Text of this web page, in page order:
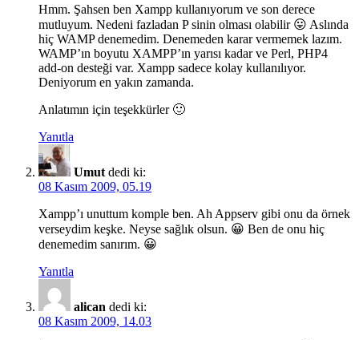
Hmm. Şahsen ben Xampp kullanıyorum ve son derece
mutluyum. Nedeni fazladan P sinin olması olabilir 😛 Aslında
hiç WAMP denemedim. Denemeden karar vermemek lazım.
WAMP’ın boyutu XAMPP’ın yarısı kadar ve Perl, PHP4
add-on desteği var. Xampp sadece kolay kullanılıyor.
Deniyorum en yakın zamanda.
Anlatımın için teşekkürler 🙂
Yanıtla
Umut dedi ki:
08 Kasım 2009, 05.19
Xampp’ı unuttum komple ben. Ah Appserv gibi onu da örnek
verseydim keşke. Neyse sağlık olsun. 😀 Ben de onu hiç
denemedim sanırım. 😀
Yanıtla
alican dedi ki:
08 Kasım 2009, 14.03